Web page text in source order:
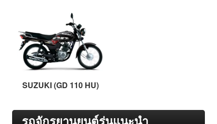
SUZUKI (GD 110 HU)
รถจักรยานยนต์รุ่นแนะนำ